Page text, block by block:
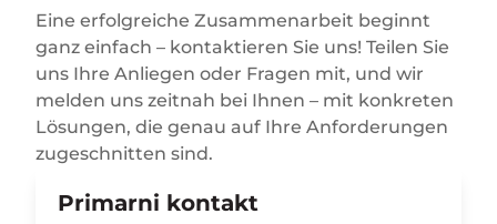
Eine erfolgreiche Zusammenarbeit beginnt
ganz einfach – kontaktieren Sie uns! Teilen Sie
uns Ihre Anliegen oder Fragen mit, und wir
melden uns zeitnah bei Ihnen – mit konkreten
Lösungen, die genau auf Ihre Anforderungen
zugeschnitten sind.
Primarni kontakt
Große private Vermieter
MyRent Hotel
Lager
MyRent eVistor
Mobile Anwendung
Buchungsmaschine
Konten und Finanzen
Kontofiskalisierung
Intelligente Ausrüstung
Verwaltung
Buchhaltung
Externe Integrationen
MyRent CRM
Dienstleistungen
Digitales Marketing
VRBO
Urlaub
Expedia
Kundenbetreuung
Häufig gestellte Fragen
Videoanweisungen
Slovenski
French
Italian